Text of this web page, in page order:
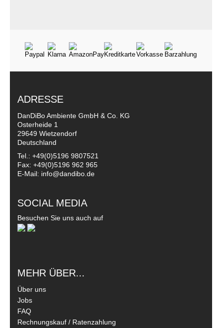
ADRESSE
DanDiBo Ambiente GmbH & Co. KG
Osterheide 1
29649 Wietzendorf
Deutschland
Tel.: +49(0)5196 9807521
Fax: +49(0)5196 962 965
E-Mail: info@dandibo.de
SOCIAL MEDIA
Besuchen Sie uns auch auf
MEHR ÜBER...
Über uns
Jobs
FAQ
Rechnungskauf / Ratenzahlung